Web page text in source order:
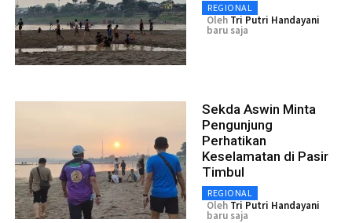
REGIONAL
Oleh Tri Putri Handayani
baru saja
Sekda Aswin Minta
Pengunjung
Perhatikan
Keselamatan di Pasir
Timbul
REGIONAL
Oleh Tri Putri Handayani
baru saja